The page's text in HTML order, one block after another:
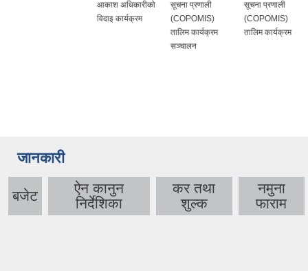
आकाश अधिकारीको
विदाइ कार्यक्रम
सूचना प्रणाली
(COPOMIS)
तालिम कार्यक्रम
सञ्चालन
सूचना प्रणाली
(COPOMIS)
तालिम कार्यक्रम
जानकारी
बजेट
ऐन कानुन
निर्देशिका
कर तथा
शुल्क
नमुना
फाराम